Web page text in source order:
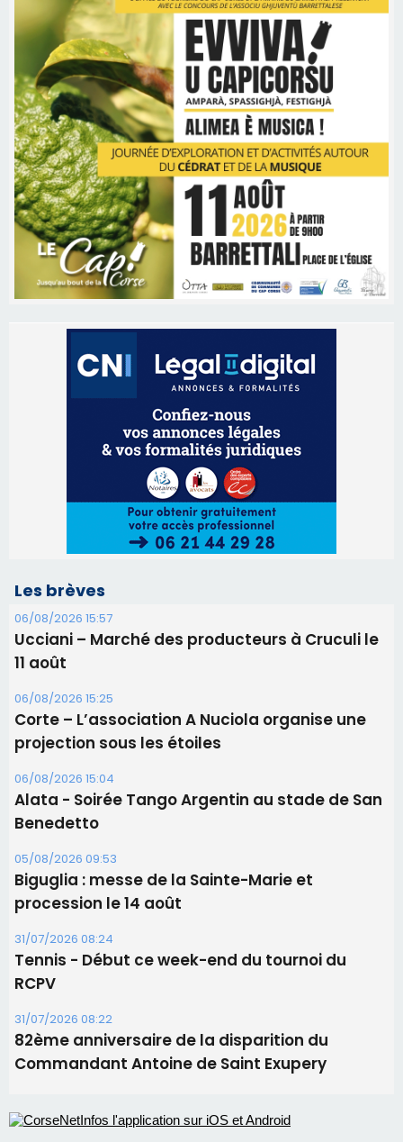
Les brèves
Ucciani – Marché des producteurs à Cruculi le
Corte – L’association A Nuciola organise une
projection sous les étoiles
Alata - Soirée Tango Argentin au stade de San
Benedetto
05/08/2026 09:53
Biguglia : messe de la Sainte-Marie et
procession le 14 août
31/07/2026 08:24
Tennis - Début ce week-end du tournoi du
RCPV
31/07/2026 08:22
82ème anniversaire de la disparition du
Commandant Antoine de Saint Exupery
Les plus lus
Satine Nomary est la nouvelle Miss Corse 2026
d'un spectacle qui ne reviendra pas avant 2081
La gendarmerie alerte les restaurateurs corses
face à une nouvelle escroquerie au faux vendeur de
En Corse, un début de saison marqué par une